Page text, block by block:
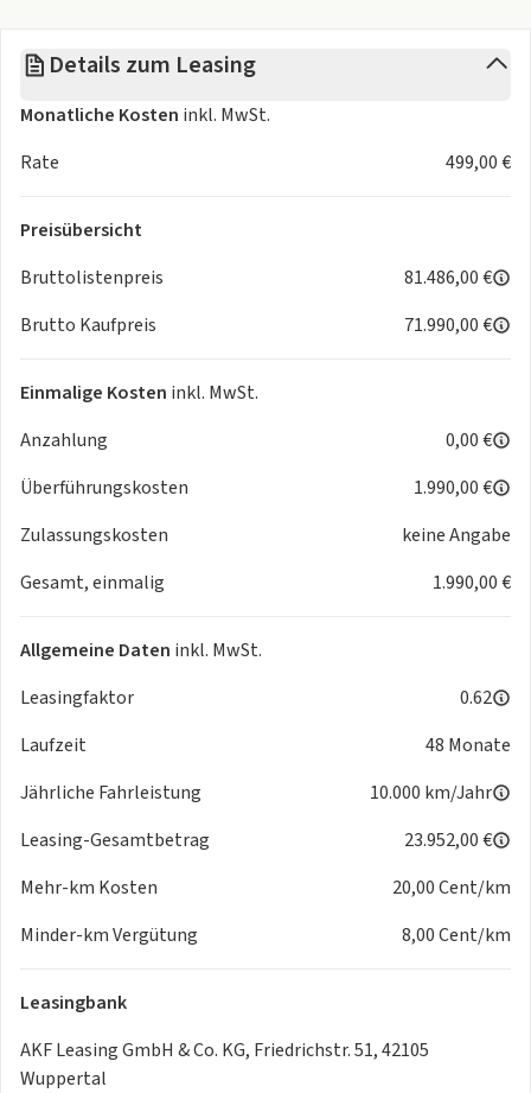
Details zum Leasing
Monatliche Kosten inkl. MwSt.
Rate
499,00 €
Preisübersicht
Bruttolistenpreis
81.486,00 €
Brutto Kaufpreis
71.990,00 €
Einmalige Kosten inkl. MwSt.
Anzahlung
0,00 €
Überführungskosten
1.990,00 €
Zulassungskosten
keine Angabe
Gesamt, einmalig
1.990,00 €
Allgemeine Daten inkl. MwSt.
Leasingfaktor
0.62
Laufzeit
48 Monate
Jährliche Fahrleistung
10.000 km/Jahr
Leasing-Gesamtbetrag
23.952,00 €
Mehr-km Kosten
20,00 Cent/km
Minder-km Vergütung
8,00 Cent/km
Leasingbank
AKF Leasing GmbH & Co. KG, Friedrichstr. 51, 42105
Wuppertal